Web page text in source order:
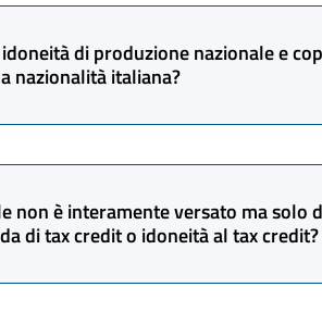
di produzione nazionale e
nazionalità italiana?
deve essere presentata
225 e ss.mm. non prevede la
di opere esecutive straniere.
non è interamente versato ma
di tax credit o idoneità al tax credit?